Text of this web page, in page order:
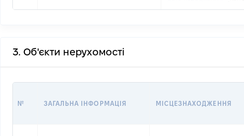
3. Об'єкти нерухомості
№ ЗАГАЛЬНА ІНФОРМАЦІЯ МІСЦЕЗНАХОДЖЕННЯ